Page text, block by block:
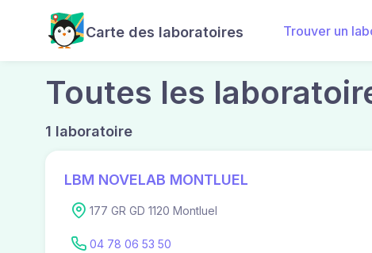
Carte des laboratoires Trouver un
Toutes les
1 laboratoire
LBM NOVELAB MONTLUEL
177 GR GD 1120 Montluel
04 78 06 53 50